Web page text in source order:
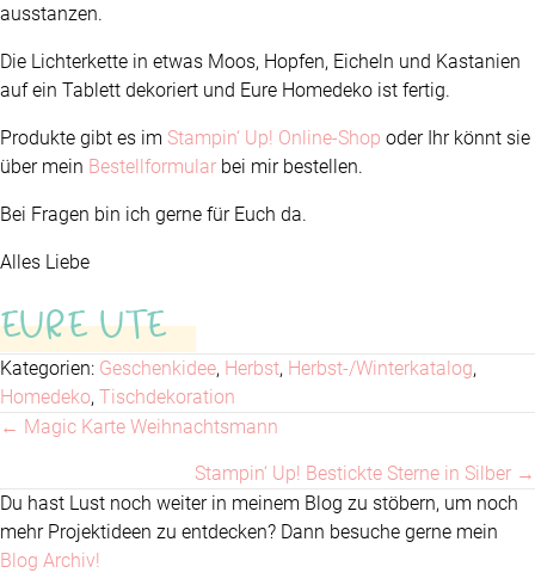
ausstanzen.
Die Lichterkette in etwas Moos, Hopfen, Eicheln und Kastanien
auf ein Tablett dekoriert und Eure Homedeko ist fertig.
Produkte gibt es im Stampin‘ Up! Online-Shop oder Ihr könnt sie
über mein Bestellformular bei mir bestellen.
Bei Fragen bin ich gerne für Euch da.
Alles Liebe
EURE UTE
Kategorien: Geschenkidee, Herbst, Herbst-/Winterkatalog,
Homedeko, Tischdekoration
Posts
navigation
← Magic Karte Weihnachtsmann
Stampin‘ Up! Bestickte Sterne in Silber →
Du hast Lust noch weiter in meinem Blog zu stöbern, um noch
mehr Projektideen zu entdecken? Dann besuche gerne mein
Blog Archiv!